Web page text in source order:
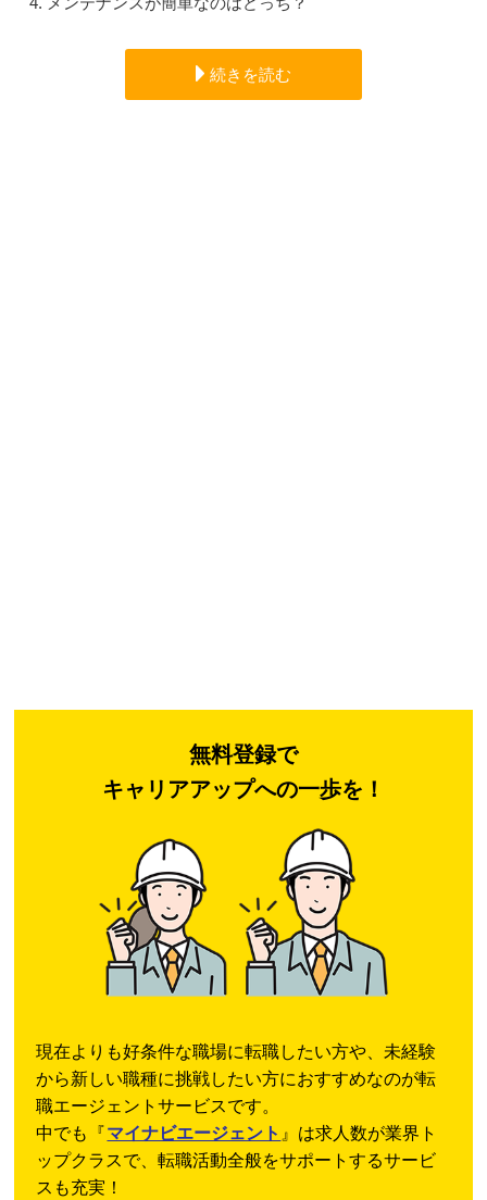
続きを読む
無料登録で
キャリアアップへの一歩を！
現在よりも好条件な職場に転職したい方や、未経験
から新しい職種に挑戦したい方におすすめなのが転
職エージェントサービスです。
中でも『マイナビエージェント 』は求人数が業界ト
ップクラスで、転職活動全般をサポートするサービ
スも充実！